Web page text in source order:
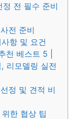
전 필수 준비
전 준비
항 및 요건
천 베스트 5 |
리모델링 실전
정 및 견적 비
한 협상 팁